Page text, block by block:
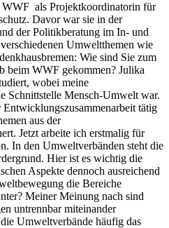
als Projektkoordinatorin für
Davor war sie in der
der Politikberatung im In- und
Umweltthemen wie
Wie sind Sie zum
beim WWF gekommen? Julika
wobei meine
Schnittstelle Mensch-Umwelt war.
tätig
aus der
Jetzt arbeite ich erstmalig für
In den Umweltverbänden steht die
Hier ist es wichtig die
Aspekte dennoch ausreichend
die Bereiche
Meiner Meinung nach sind
untrennbar miteinander
Umweltverbände häufig das